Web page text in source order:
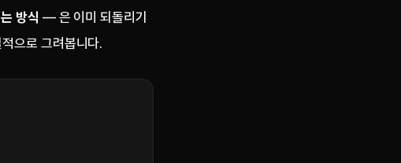
방식 — 은 이미 되돌리기
으로 그려봅니다.